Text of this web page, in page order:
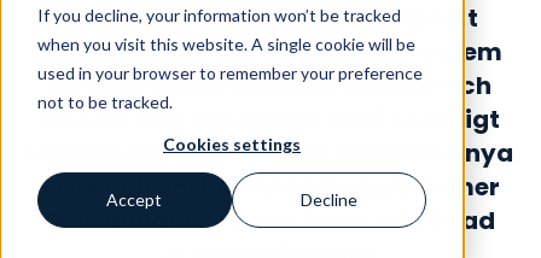
If you decline, your information won’t be tracked
when you visit this website. A single cookie will be
used in your browser to remember your preference
not to be tracked.
Cookies settings
Accept Decline
Mashie-systemet, som är ett helt
Internetbaserat verksamhetssystem
för professionella inom storkök och
restaurang, har sedan 2003 ständigt
vidareutvecklats för att tillgodose nya
krav och önskemål som uppkommer
från användare, partners, marknad